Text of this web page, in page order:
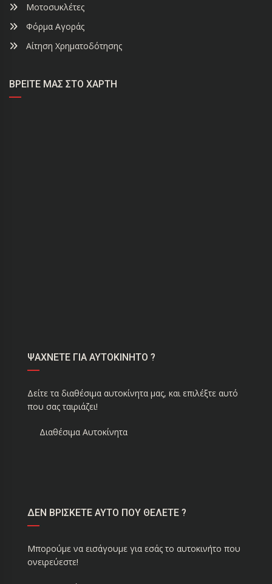
Μοτοσυκλέτες
Φόρμα Αγοράς
Αίτηση Χρηματοδότησης
ΒΡΕΊΤΕ ΜΑΣ ΣΤΟ ΧΆΡΤΗ
ΨΑΧΝΕΤΕ ΓΙΑ ΑΥΤΟΚΙΝΗΤΟ ?
Δείτε τα διαθέσιμα αυτοκίνητα μας, και επιλέξτε αυτό
που σας ταιριάζει!
Διαθέσιμα Αυτοκίνητα
ΔΕΝ ΒΡΙΣΚΕΤΕ ΑΥΤΟ ΠΟΥ ΘΕΛΕΤΕ ?
Μπορούμε να εισάγουμε για εσάς το αυτοκινήτο που
ονειρεύεστε!